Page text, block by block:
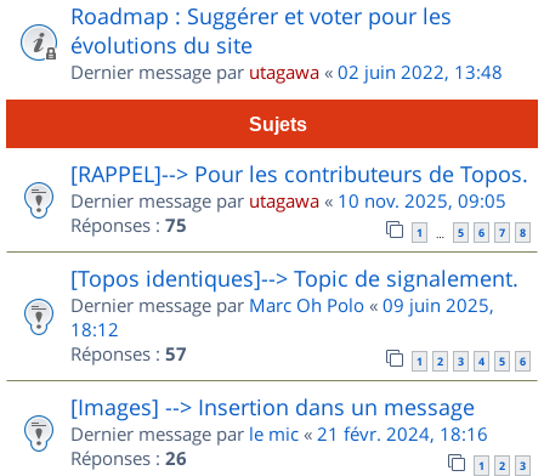
Roadmap : Suggérer et voter pour les
évolutions du site
Dernier message par utagawa « 02 juin 2022, 13:48
Sujets
[RAPPEL]--> Pour les contributeurs de Topos.
Dernier message par utagawa « 10 nov. 2025, 09:05
Réponses : 75 1 … 5 6 7 8
[Topos identiques]--> Topic de signalement.
Dernier message par Marc Oh Polo « 09 juin 2025,
18:12
Réponses : 57 1 2 3 4 5 6
[Images] --> Insertion dans un message
Dernier message par le mic « 21 févr. 2024, 18:16
Réponses : 26 1 2 3